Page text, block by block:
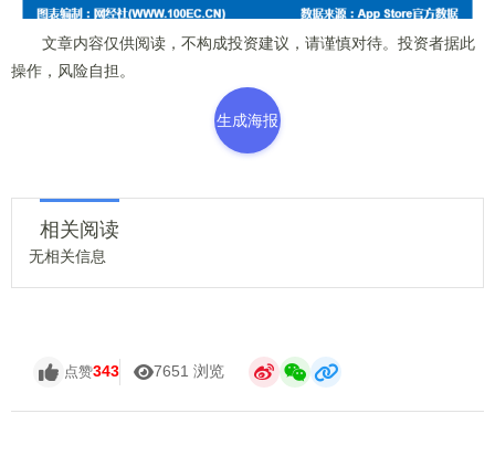
文章内容仅供阅读，不构成投资建议，请谨慎对待。投资者据此
操作，风险自担。
生成海报
相关阅读
无相关信息
点赞343 7651 浏览